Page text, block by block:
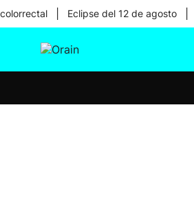
Eclipse del 12 de agosto